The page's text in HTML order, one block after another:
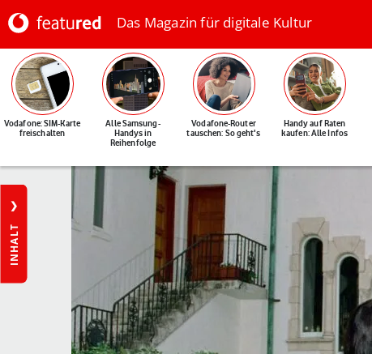
Das Magazin für digitale Kultur
Vodafone: SIM-Karte
freischalten
Alle Samsung-
Handys in
Reihenfolge
Vodafone-Router
tauschen: So geht's
Handy auf Raten
kaufen: Alle Infos
INHALT